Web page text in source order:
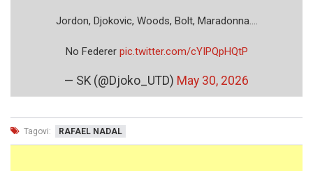
Jordon, Djokovic, Woods, Bolt, Maradonna….
No Federer pic.twitter.com/cYIPQpHQtP
— SK (@Djoko_UTD) May 30, 2026
Tagovi: RAFAEL NADAL